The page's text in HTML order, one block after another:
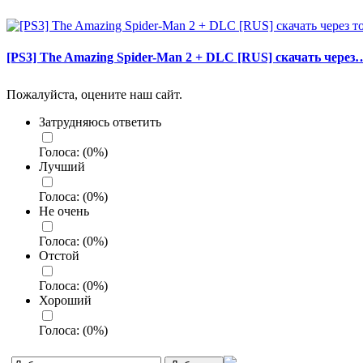
[PS3] The Amazing Spider-Man 2 + DLC [RUS] скачать
Пожалуйста, оцените наш сайт.
Затрудняюсь ответить
Голоса: (0%)
Лучший
Голоса: (0%)
Не очень
Голоса: (0%)
Отстой
Голоса: (0%)
Хороший
Голоса: (0%)